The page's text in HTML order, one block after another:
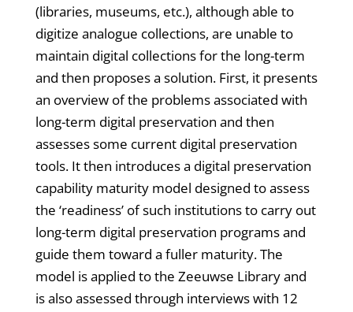
(libraries, museums, etc.), although able to
digitize analogue collections, are unable to
maintain digital collections for the long-term
and then proposes a solution. First, it presents
an overview of the problems associated with
long-term digital preservation and then
assesses some current digital preservation
tools. It then introduces a digital preservation
capability maturity model designed to assess
the ‘readiness’ of such institutions to carry out
long-term digital preservation programs and
guide them toward a fuller maturity. The
model is applied to the Zeeuwse Library and
is also assessed through interviews with 12